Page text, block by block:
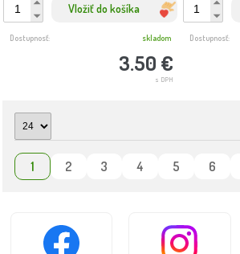
Vložiť do košíka
3.50 €
s DPH
Dostupnosť: skladom Dostupnosť:
1 2 3 4 5 6